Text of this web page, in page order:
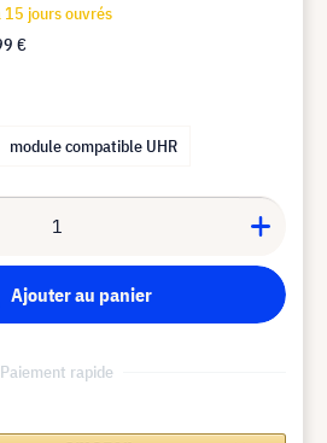
15 jours ouvrés
€
module compatible UHR
Ajouter au panier
Paiement rapide